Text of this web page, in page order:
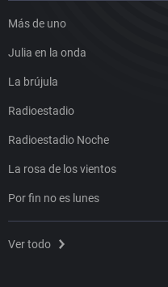
Más de uno
Julia en la onda
La brújula
Radioestadio
Radioestadio Noche
La rosa de los vientos
Por fin no es lunes
Ver todo